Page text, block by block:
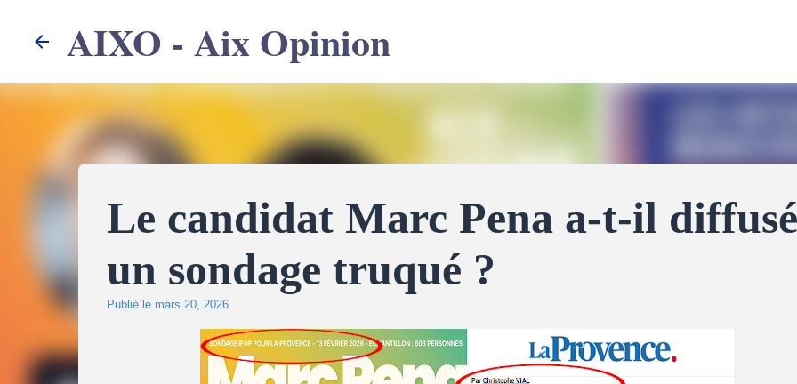
AIXO - Aix Opinion
Le candidat Marc Pena a-t-il diffusé
un sondage truqué ?
Publié le mars 20, 2026